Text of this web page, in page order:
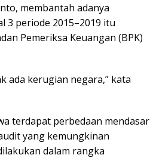
membantah adanya
3 periode 2015–2019 itu
Pemeriksa Keuangan (BPK)
ada kerugian negara,” kata
terdapat perbedaan mendasar
yang kemungkinan
dalam rangka